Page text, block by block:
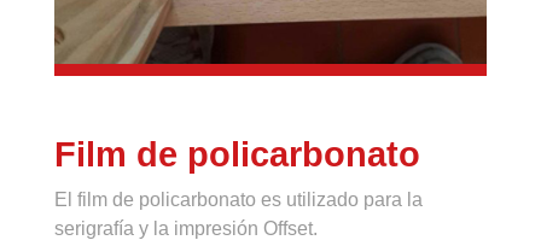
Film de policarbonato
El film de policarbonato es utilizado para la
serigrafía y la impresión Offset.